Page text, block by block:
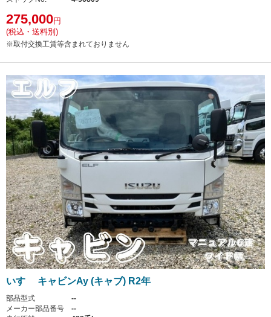
275,000円
(税込・送料別)
※取付交換工賃等含まれておりません
いすゞ キャビンAy (キャブ) R2年
部品型式
--
メーカー部品番号
--